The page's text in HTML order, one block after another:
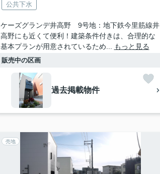
公共下水
ケーズグランデ井高野 9号地：地下鉄今里筋線井
高野にも近くて便利！建築条件付きは、合理的な
基本プランが用意されているため...
もっと見る
販売中の区画
過去掲載物件
売地